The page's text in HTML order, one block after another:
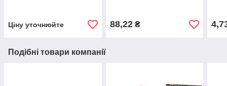
Ціну уточнюйте 88,22₴
Подібні товари компанії